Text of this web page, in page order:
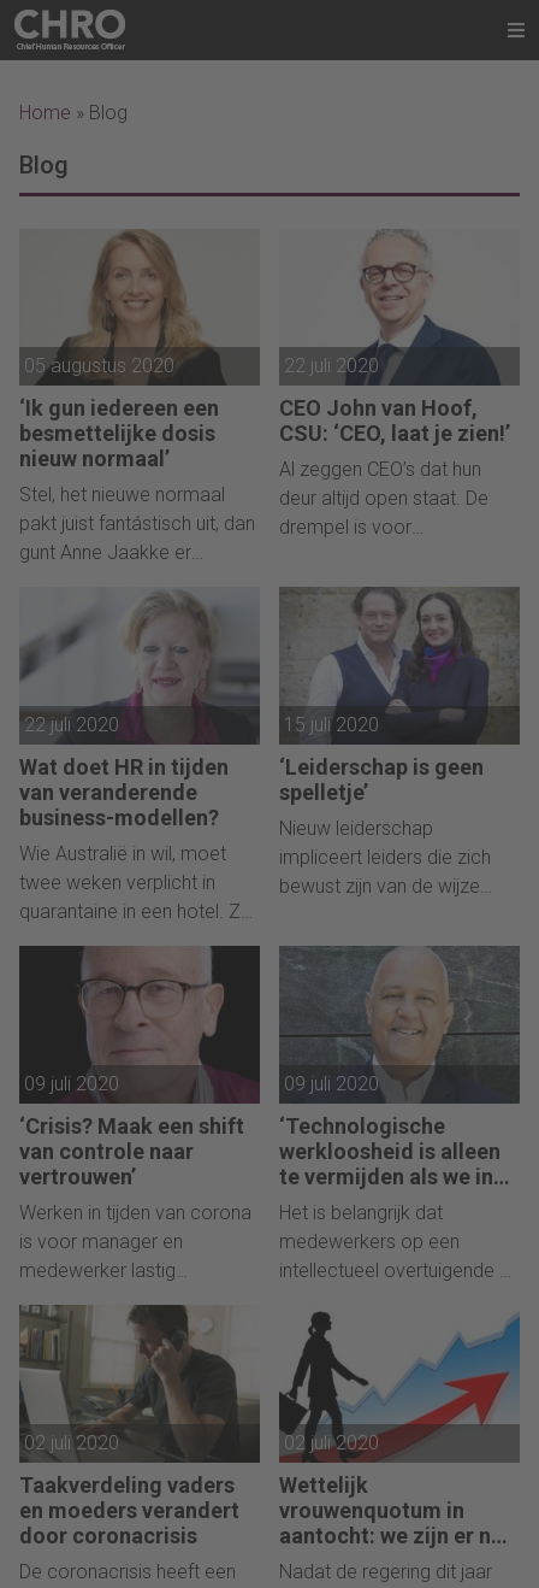
Home » Blog
Blog
05 augustus 2020
‘Ik gun iedereen een
besmettelijke dosis
nieuw normaal’
Stel, het nieuwe normaal
pakt juist fantástisch uit, dan
gunt Anne Jaakke er
dosis van, met of zonder
mondkapje.
22 juli 2020
CEO John van Hoof,
CSU: ‘CEO, laat je zien!’
Al zeggen CEO’s dat hun
deur altijd open staat. De
drempel is voor
schrijft John van Hoof, CEO
Schoonmaakbedrijf CSU.
22 juli 2020
Wat doet HR in tijden
van veranderende
business-modellen?
Wie Australië in wil, moet
twee weken verplicht in
quarantaine in een hotel. Zo
ook hoogleraar Karin
Sanders, die hierin kansen
ziet voor HR, schrijft zij.
15 juli 2020
‘Leiderschap is geen
spelletje’
Nieuw leiderschap
impliceert leiders die zich
bewust zijn van de wijze
met de teamleden. Dit
vergroot hun potentieel
enorm, schrijven Mischa
Selis en Maarten van Beek.
09 juli 2020
‘Crisis? Maak een shift
van controle naar
vertrouwen’
Werken in tijden van corona
is voor manager en
medewerker lastig
balanceren. Angst om te
vallen is een slechte
raadgever en de neiging tot
controle maakt alles nog
erger.
09 juli 2020
‘Technologische
werkloosheid is alleen
te vermijden als we in
actie komen’
Het is belangrijk dat
medewerkers op een
intellectueel overtuigende en
wijze de mogelijke impact
van technologische
ontwikkelingen en de
benodigde toekomstige
vaardigheden internaliseren.
Alleen dan zullen zij bereid
zijn om te veranderen.
02 juli 2020
Taakverdeling vaders
en moeders verandert
door coronacrisis
De coronacrisis heeft een
02 juli 2020
Wettelijk
vrouwenquotum in
aantocht: we zijn er nog
niet…
Nadat de regering dit jaar